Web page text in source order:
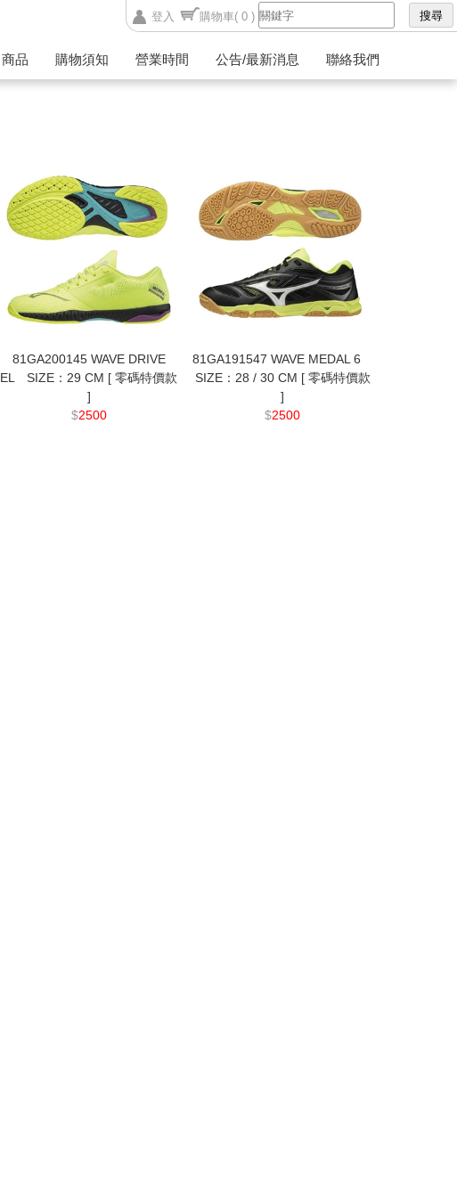
登入 購物車( 0 )
商品 購物須知 營業時間 公告/最新消息 聯絡我們
81GA200145 WAVE DRIVE
EL SIZE：29 CM [ 零碼特價款
]
$2500
81GA191547 WAVE MEDAL 6
SIZE：28 / 30 CM [ 零碼特價款
]
$2500